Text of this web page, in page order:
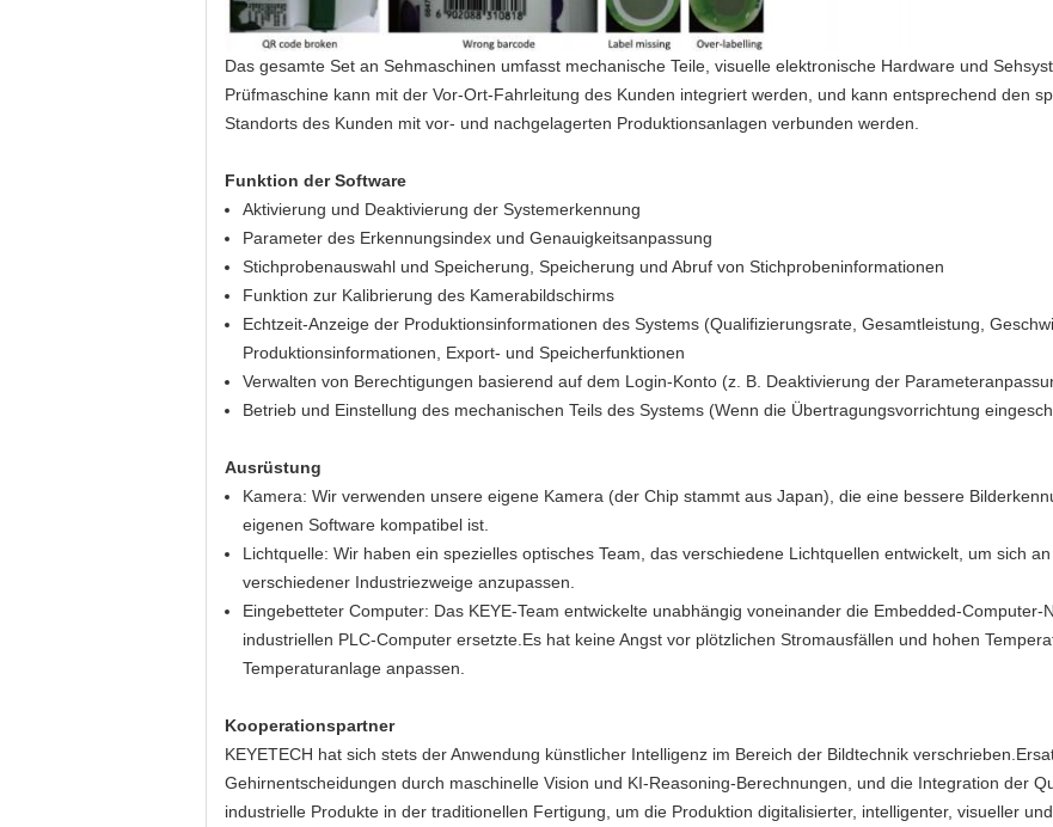
Das gesamte Set an Sehmaschinen umfasst mechanische Teile, visuelle elektronische Hardware und
Prüfmaschine kann mit der Vor-Ort-Fahrleitung des Kunden integriert werden, und kann entsprechend den
Standorts des Kunden mit vor- und nachgelagerten Produktionsanlagen verbunden werden.
Funktion der Software
Aktivierung und Deaktivierung der Systemerkennung
Parameter des Erkennungsindex und Genauigkeitsanpassung
Stichprobenauswahl und Speicherung, Speicherung und Abruf von Stichprobeninformationen
Funktion zur Kalibrierung des Kamerabildschirms
Echtzeit-Anzeige der Produktionsinformationen des Systems (Qualifizierungsrate, Gesamtleistung,
Produktionsinformationen, Export- und Speicherfunktionen
Verwalten von Berechtigungen basierend auf dem Login-Konto (z. B. Deaktivierung der
Betrieb und Einstellung des mechanischen Teils des Systems (Wenn die Übertragungsvorrichtung
Ausrüstung
Kamera: Wir verwenden unsere eigene Kamera (der Chip stammt aus Japan), die eine bessere
eigenen Software kompatibel ist.
Lichtquelle: Wir haben ein spezielles optisches Team, das verschiedene Lichtquellen entwickelt, um sich
verschiedener Industriezweige anzupassen.
Eingebetteter Computer: Das KEYE-Team entwickelte unabhängig voneinander die Embedded-
industriellen PLC-Computer ersetzte.Es hat keine Angst vor plötzlichen Stromausfällen und hohen
Temperaturanlage anpassen.
Kooperationspartner
KEYETECH hat sich stets der Anwendung künstlicher Intelligenz im Bereich der Bildtechnik
Gehirnentscheidungen durch maschinelle Vision und KI-Reasoning-Berechnungen, und die Integration der
industrielle Produkte in der traditionellen Fertigung, um die Produktion digitalisierter, intelligenter, visueller